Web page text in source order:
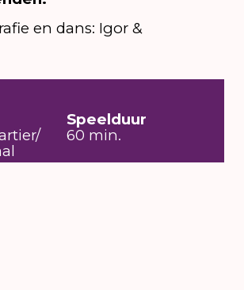
en dans: Igor &
Speelduur
60 min.